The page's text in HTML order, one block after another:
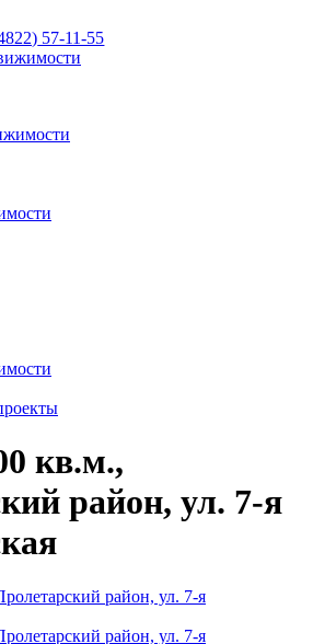
57-11-55
кв.м.,
район, ул. 7-я